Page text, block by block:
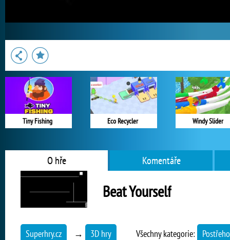
Tiny Fishing Eco Recycler Windy Slider
O hře Komentáře
Beat Yourself
Superhry.cz → 3D hry Všechny kategorie: